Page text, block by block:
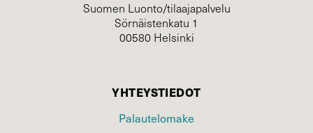
Suomen Luonto/tilaajapalvelu
Sörnäistenkatu 1
00580 Helsinki
YHTEYSTIEDOT
Palautelomake